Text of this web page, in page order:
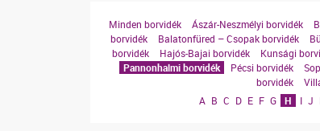
Minden borvidék Ászár-Neszmélyi borvidék
borvidék
Balatonfüred – Csopak borvidék
borvidék
Hajós-Bajai borvidék Kunsági
Pannonhalmi borvidék
Pécsi borvidék
borvidék
A B C D E F G H I J